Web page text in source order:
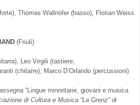
Thomas Wallnöfer (basso), Florian Weiss
(Friuli)
Leo Virgili (tastiere,
(chitarre), Marco D’Orlando (percussioni)
“Lingue minoritarie, giovani e musica
di Cultura e Musica “La Grenz” di